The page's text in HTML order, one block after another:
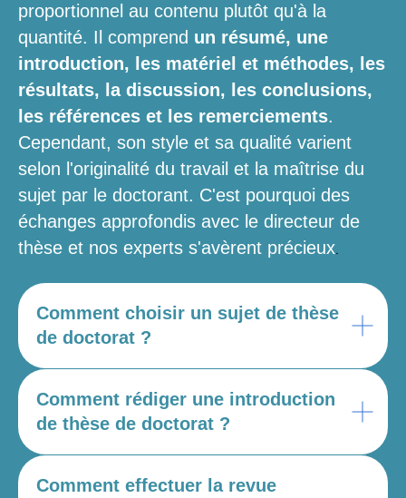
proportionnel au contenu plutôt qu'à la
quantité. Il comprend un résumé, une
introduction, les matériel et méthodes, les
résultats, la discussion, les conclusions,
les références et les remerciements.
Cependant, son style et sa qualité varient
selon l'originalité du travail et la maîtrise du
sujet par le doctorant. C'est pourquoi des
échanges approfondis avec le directeur de
thèse et nos experts s'avèrent précieux.
Comment choisir un sujet de thèse
de doctorat ?
Comment rédiger une introduction
de thèse de doctorat ?
Comment effectuer la revue